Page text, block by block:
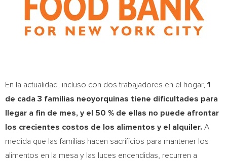
En la actualidad, incluso con dos trabajadores en el hogar, 1
de cada 3 familias neoyorquinas tiene dificultades para
llegar a fin de mes, y el 50 % de ellas no puede afrontar
los crecientes costos de los alimentos y el alquiler. A
medida que las familias hacen sacrificios para mantener los
alimentos en la mesa y las luces encendidas, recurren a